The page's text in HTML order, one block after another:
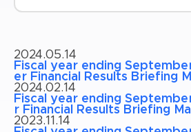
2024.05.14
Fiscal year ending
er Financial Results Briefing
2024.02.14
Fiscal year ending
r Financial Results Briefing
2023.11.14